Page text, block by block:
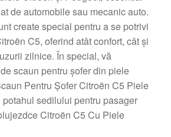
de automobile sau mecanic auto.
create special pentru a se potrivi
C5, oferind atât confort, cât și
zilnice. În special, vă
scaun pentru șofer din piele
Pentru Șofer Citroën C5 Piele
sedilului pentru pasager
Citroën C5 Cu Piele